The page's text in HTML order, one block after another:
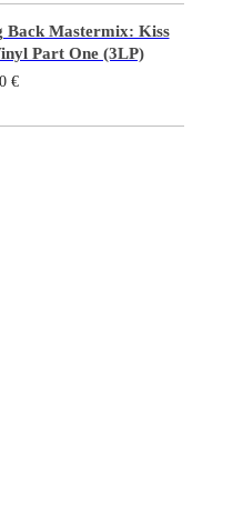
Back Mastermix: Kiss
Part One (3LP)
€